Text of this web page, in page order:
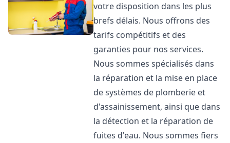
votre disposition dans les plus
brefs délais. Nous offrons des
tarifs compétitifs et des
garanties pour nos services.
Nous sommes spécialisés dans
la réparation et la mise en place
de systèmes de plomberie et
d'assainissement, ainsi que dans
la détection et la réparation de
fuites d'eau. Nous sommes fiers